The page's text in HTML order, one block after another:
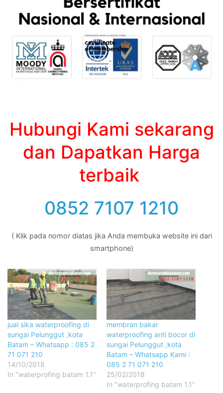
Hubungi Kami sekarang
dan Dapatkan Harga
terbaik
0852 7107 1210
( Klik pada nomor diatas jika Anda membuka website ini dari
smartphone)
jual sika waterproofing di
sungai Pelunggut ,kota
Batam – Whatsapp : 085 2
71 071 210
14/10/2018
In "waterprofing batam 1.1"
membran bakar
waterproofing anti bocor di
sungai Pelunggut ,kota
Batam – Whatsapp Kami :
085 2 71 071 210
25/02/2018
In "waterprofing batam 1.1"